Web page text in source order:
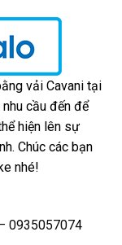
vải Cavani tại
cầu đến để
hiện lên sự
Chúc các bạn
nhé!
0935057074